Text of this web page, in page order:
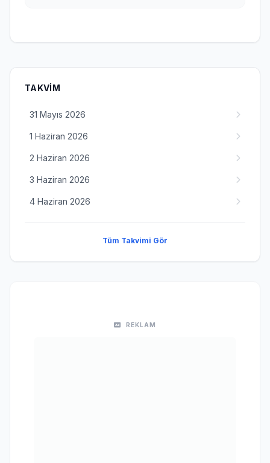
TAKVIM
31 Mayıs 2026
1 Haziran 2026
2 Haziran 2026
3 Haziran 2026
4 Haziran 2026
Tüm Takvimi Gör
REKLAM